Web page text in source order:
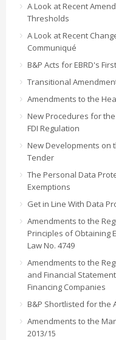
A Look at Recent
Thresholds
A Look at Recent
Communiqué
B&P Acts for EBRD's
Transitional
Amendments to the
New Procedures for
FDI Regulation
New Developments on
Tender
The Personal Data
Exemptions
Get in Line With Data
Amendments to the
Principles of Obtaining
Law No. 4749
Amendments to the
and Financial
Financing Companies
B&P Shortlisted for the
Amendments to the
2013/15